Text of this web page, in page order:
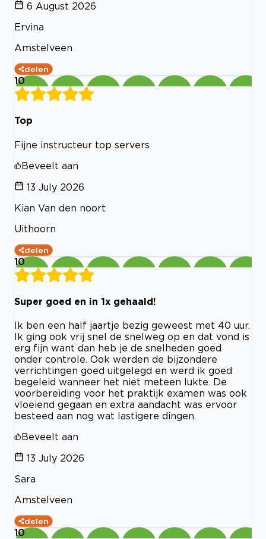
6 August 2026
Ervina
Amstelveen
delen
10
Top
Fijne instructeur top servers
Beveelt aan
13 July 2026
Kian Van den noort
Uithoorn
delen
10
Super goed en in 1x gehaald!
Ik ben een half jaartje bezig geweest met 40 uur.
Ik ging ook vrij snel de snelweg op en dat vond is
erg fijn want dan heb je de snelheden goed
onder controle. Ook werden de bijzondere
verrichtingen goed uitgelegd en werd ik goed
begeleid wanneer het niet meteen lukte. De
voorbereiding voor het praktijk examen was ook
vloeiend gegaan en extra aandacht was ervoor
besteed aan nog wat lastigere dingen.
Beveelt aan
13 July 2026
Sara
Amstelveen
delen
10